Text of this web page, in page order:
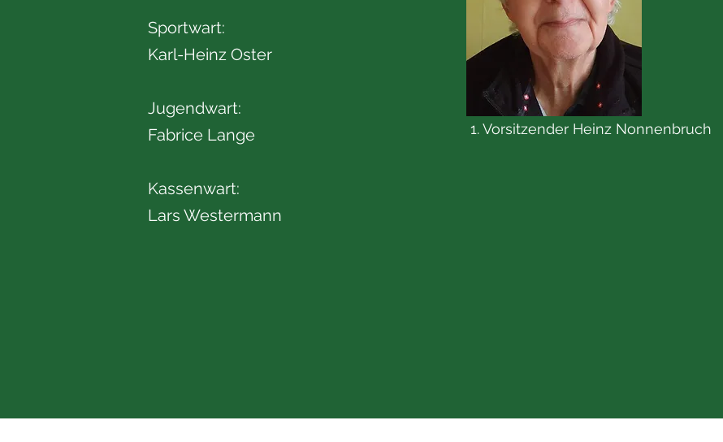
Sportwart:
Karl-Heinz Oster
Jugendwart:
Fabrice Lange
Kassenwart:
Lars Westermann
1. Vorsitzender Heinz Nonnenbruch